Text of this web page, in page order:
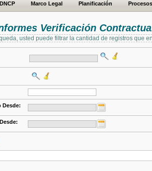
DNCP Marco Legal Planificación Procesos
Verificación
usted puede filtrar la cantidad de registros que
Desde: